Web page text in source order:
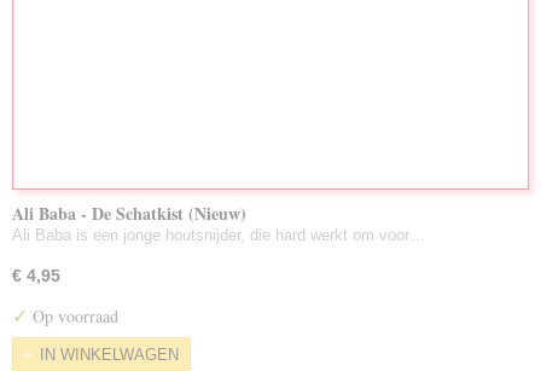
Ali Baba - De Schatkist (Nieuw)
Ali Baba is een jonge houtsnijder, die hard werkt om voor…
€ 4,95
✓ Op voorraad
IN WINKELWAGEN